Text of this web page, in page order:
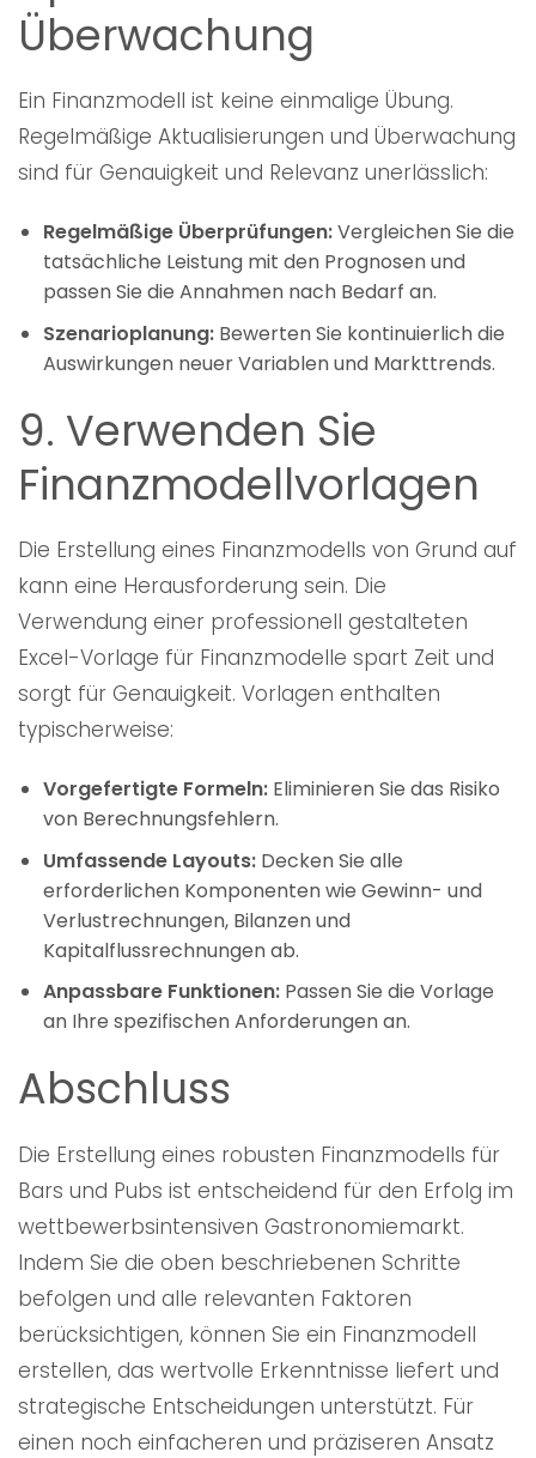
Überwachung
Ein Finanzmodell ist keine einmalige Übung.
Regelmäßige Aktualisierungen und Überwachung
sind für Genauigkeit und Relevanz unerlässlich:
Regelmäßige Überprüfungen:Vergleichen Sie die
tatsächliche Leistung mit den Prognosen und
passen Sie die Annahmen nach Bedarf an.
Szenarioplanung:Bewerten Sie kontinuierlich die
Auswirkungen neuer Variablen und Markttrends.
9. Verwenden Sie
Finanzmodellvorlagen
Die Erstellung eines Finanzmodells von Grund auf
kann eine Herausforderung sein. Die
Verwendung einer professionell gestalteten
Excel-Vorlage für Finanzmodelle spart Zeit und
sorgt für Genauigkeit. Vorlagen enthalten
typischerweise:
Vorgefertigte Formeln:Eliminieren Sie das Risiko
von Berechnungsfehlern.
Umfassende Layouts:Decken Sie alle
erforderlichen Komponenten wie Gewinn- und
Verlustrechnungen, Bilanzen und
Kapitalflussrechnungen ab.
Anpassbare Funktionen:Passen Sie die Vorlage
an Ihre spezifischen Anforderungen an.
Abschluss
Die Erstellung eines robusten Finanzmodells für
Bars und Pubs ist entscheidend für den Erfolg im
wettbewerbsintensiven Gastronomiemarkt.
Indem Sie die oben beschriebenen Schritte
befolgen und alle relevanten Faktoren
berücksichtigen, können Sie ein Finanzmodell
erstellen, das wertvolle Erkenntnisse liefert und
strategische Entscheidungen unterstützt. Für
einen noch einfacheren und präziseren Ansatz